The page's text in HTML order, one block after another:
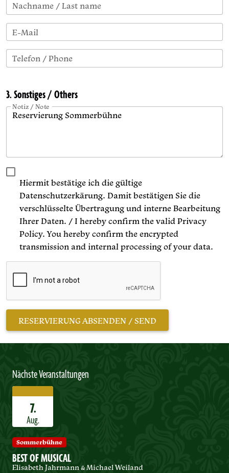
Nachname / Last name
E-Mail
Telefon / Phone
3. Sonstiges / Others
Notiz / Note
Hiermit bestätige ich die gültige
Datenschutzerkärung. Damit bestätigen Sie die
verschlüsselte Übertragung und interne Bearbeitung
Ihrer Daten. / I hereby confirm the valid Privacy
Policy. You hereby confirm the encrypted
transmission and internal processing of your data.
Nächste Veranstaltungen
7.
Aug.
Sommerbühne
BEST OF MUSICAL
Elisabeth Jahrmann & Michael Weiland